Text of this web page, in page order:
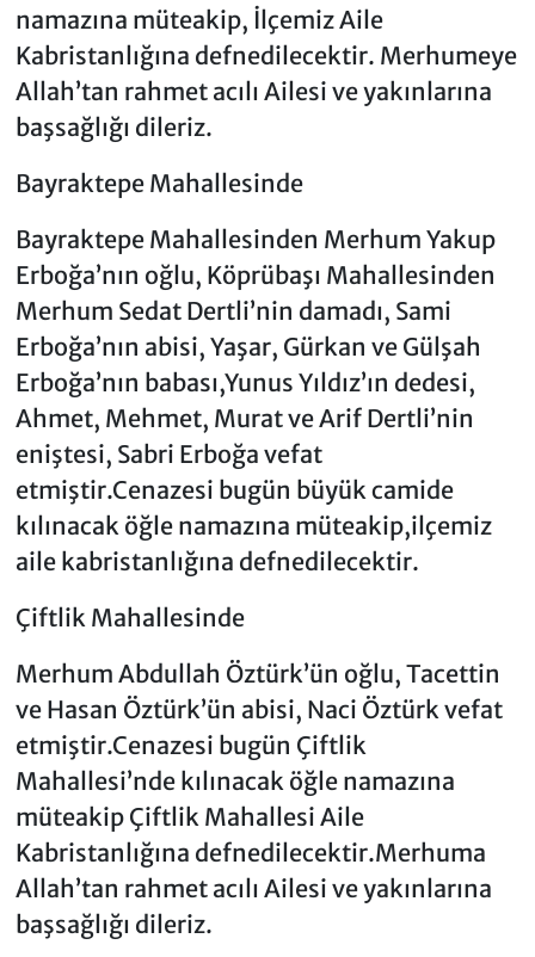
namazına müteakip, İlçemiz Aile
Kabristanlığına defnedilecektir. Merhumeye
Allah’tan rahmet acılı Ailesi ve yakınlarına
başsağlığı dileriz.
Bayraktepe Mahallesinde
Bayraktepe Mahallesinden Merhum Yakup
Erboğa’nın oğlu, Köprübaşı Mahallesinden
Merhum Sedat Dertli’nin damadı, Sami
Erboğa’nın abisi, Yaşar, Gürkan ve Gülşah
Erboğa’nın babası,Yunus Yıldız’ın dedesi,
Ahmet, Mehmet, Murat ve Arif Dertli’nin
eniştesi, Sabri Erboğa vefat
etmiştir.Cenazesi bugün büyük camide
kılınacak öğle namazına müteakip,ilçemiz
aile kabristanlığına defnedilecektir.
Çiftlik Mahallesinde
Merhum Abdullah Öztürk’ün oğlu, Tacettin
ve Hasan Öztürk’ün abisi, Naci Öztürk vefat
etmiştir.Cenazesi bugün Çiftlik
Mahallesi’nde kılınacak öğle namazına
müteakip Çiftlik Mahallesi Aile
Kabristanlığına defnedilecektir.Merhuma
Allah’tan rahmet acılı Ailesi ve yakınlarına
başsağlığı dileriz.